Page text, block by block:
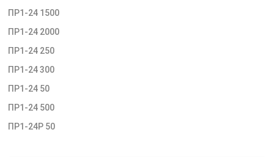
ПР1-24 1500
ПР1-24 2000
ПР1-24 250
ПР1-24 300
ПР1-24 50
ПР1-24 500
ПР1-24Р 50